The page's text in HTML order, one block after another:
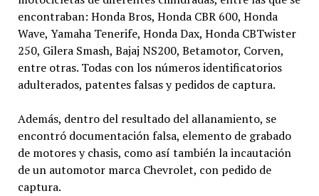
encontraban: Honda Bros, Honda CBR 600, Honda
Wave, Yamaha Tenerife, Honda Dax, Honda CBTwister
250, Gilera Smash, Bajaj NS200, Betamotor, Corven,
entre otras. Todas con los números identificatorios
adulterados, patentes falsas y pedidos de captura.
Además, dentro del resultado del allanamiento, se
encontró documentación falsa, elemento de grabado
de motores y chasis, como así también la incautación
de un automotor marca Chevrolet, con pedido de
captura.